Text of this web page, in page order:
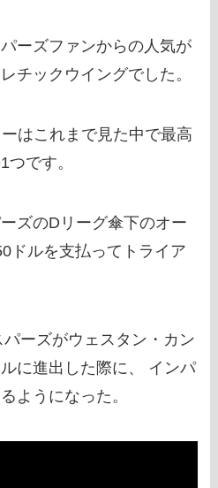
ーズファンからの人気が
チックウイングでした。
はこれまで見た中で最高
です。
ズのDリーグ傘下のオー
ドルを支払ってトライア
ーズがウェスタン・カン
に進出した際に、 インパ
ようになった。